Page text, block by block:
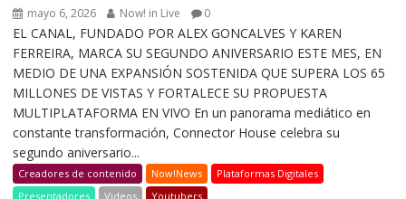
mayo 6, 2026 Now! in Live 0
EL CANAL, FUNDADO POR ALEX GONCALVES Y KAREN
FERREIRA, MARCA SU SEGUNDO ANIVERSARIO ESTE MES, EN
MEDIO DE UNA EXPANSIÓN SOSTENIDA QUE SUPERA LOS 65
MILLONES DE VISTAS Y FORTALECE SU PROPUESTA
MULTIPLATAFORMA EN VIVO En un panorama mediático en
constante transformación, Connector House celebra su
segundo aniversario...
Creadores de contenido Now!News
Plataformas Digitales
Presentadores
Videos Youtubers